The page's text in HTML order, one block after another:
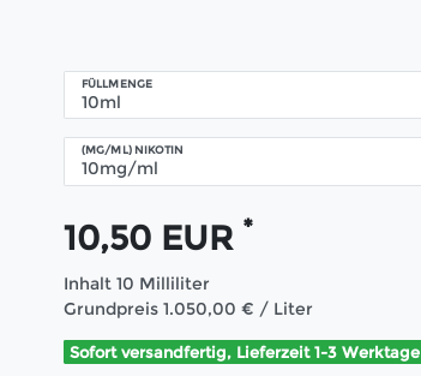
FÜLLMENGE
(MG/ML) NIKOTIN
10,50 EUR *
Inhalt 10 Milliliter
Grundpreis 1.050,00 € / Liter
Sofort versandfertig, Lieferzeit 1-3 Werktage